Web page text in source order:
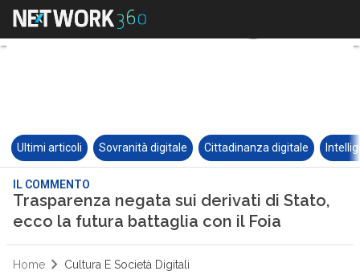
Ultimi articoli Sovranità digitale Cittadinanza digitale
IL COMMENTO
Trasparenza negata sui derivati di Stato,
ecco la futura battaglia con il Foia
Home Cultura E Società Digitali